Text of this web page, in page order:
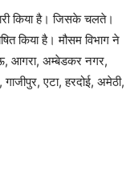
किया है। जिसके चलते।
किया है। मौसम विभाग ने
आगरा, अम्बेडकर नगर,
एटा, हरदोई, अमेठी,